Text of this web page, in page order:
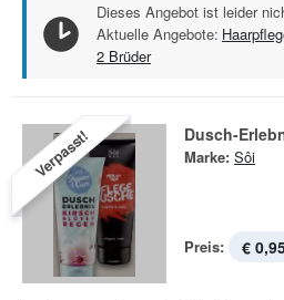
Dieses Angebot ist leider
Aktuelle Angebote:
2 Brüder
Verpasst! Dusch-
Marke: Sôi
Preis: €